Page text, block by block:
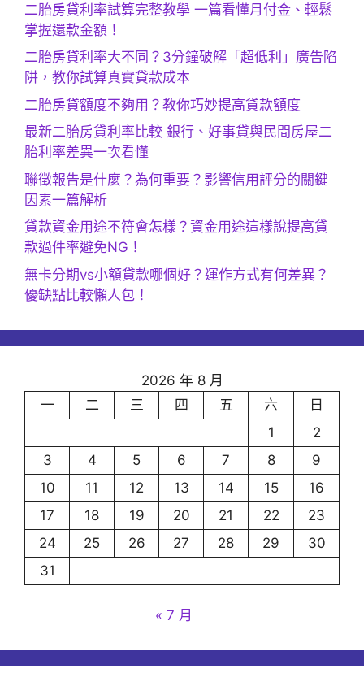
二胎房貸利率試算完整教學 一篇看懂月付金、輕鬆
掌握還款金額！
二胎房貸利率大不同？3分鐘破解「超低利」廣告陷
阱，教你試算真實貸款成本
二胎房貸額度不夠用？教你巧妙提高貸款額度
最新二胎房貸利率比較 銀行、好事貸與民間房屋二
胎利率差異一次看懂
聯徵報告是什麼？為何重要？影響信用評分的關鍵
因素一篇解析
貸款資金用途不符會怎樣？資金用途這樣說提高貸
款過件率避免NG！
無卡分期vs小額貸款哪個好？運作方式有何差異？
優缺點比較懶人包！
2026 年 8 月
一
二 三 四 五 六
日
1
2
3
4 5 6 7 8
9
10
11 12 13 14 15
16
17
18 19 20 21 22
23
24
25 26 27 28 29
30
31
« 7 月